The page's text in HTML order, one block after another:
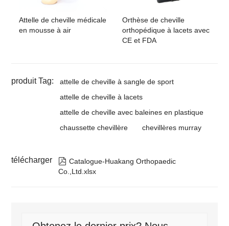
Attelle de cheville médicale
en mousse à air
Orthèse de cheville
orthopédique à lacets avec
CE et FDA
produit Tag:
attelle de cheville à sangle de sport
attelle de cheville à lacets
attelle de cheville avec baleines en plastique
chaussette chevillère
chevillères murray
télécharger  Catalogue-Huakang Orthopaedic
Co.,Ltd.xlsx